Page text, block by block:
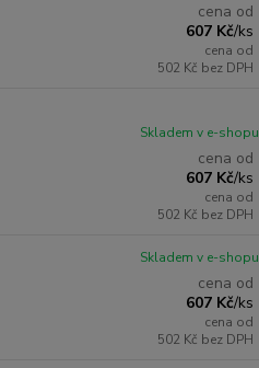
cena od
607 Kč/ks
cena od
502 Kč bez DPH
cena od
607 Kč/ks
cena od
502 Kč bez DPH
Skladem v e-shopu
cena od
607 Kč/ks
cena od
502 Kč bez DPH
Skladem v e-shopu